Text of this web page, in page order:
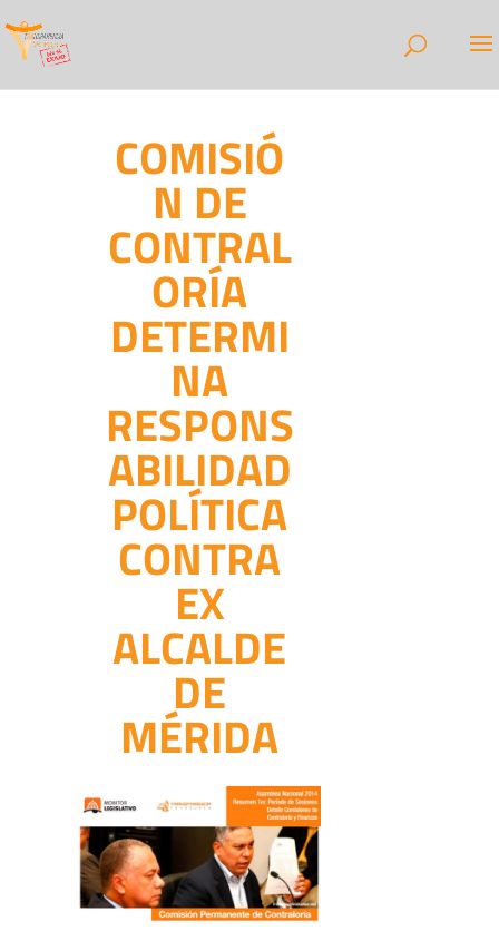
COMISIÓ
N DE
CONTRAL
ORÍA
DETERMI
NA
RESPONS
ABILIDAD
POLÍTICA
CONTRA
EX
ALCALDE
DE
MÉRIDA